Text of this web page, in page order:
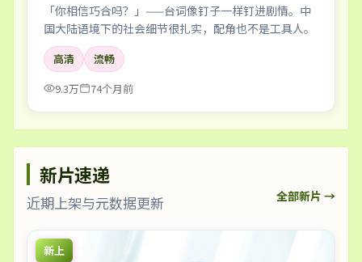
「你相信巧合吗？」——台词像钉子一样钉进剧情。中
国大陆语境下的社会细节很扎实，配角也不是工具人。
高清
流畅
9.3万
74个月前
新片速递
近期上架与元数据更新 全部新片 →
新上